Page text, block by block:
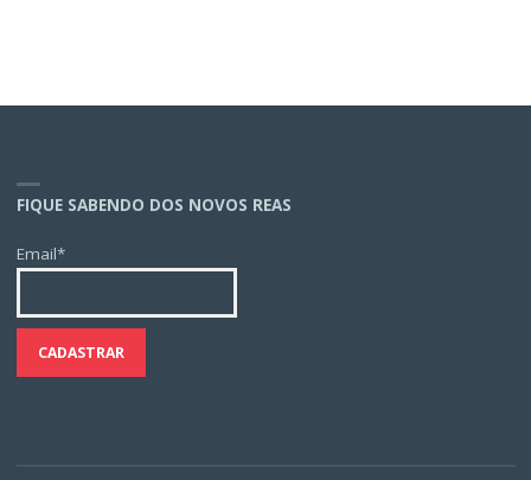
FIQUE SABENDO DOS NOVOS REAS
Email*